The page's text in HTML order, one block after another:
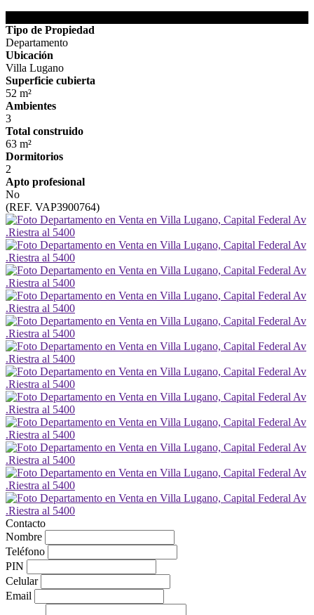
Tipo de Propiedad
Departamento
Ubicación
Villa Lugano
Superficie cubierta
52 m²
Ambientes
3
Total construido
63 m²
Dormitorios
2
Apto profesional
No
(REF. VAP3900764)
Contacto
Nombre
Teléfono
PIN
Celular
Email